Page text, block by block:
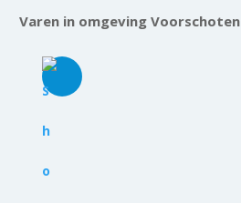
Varen in omgeving Voorschoten